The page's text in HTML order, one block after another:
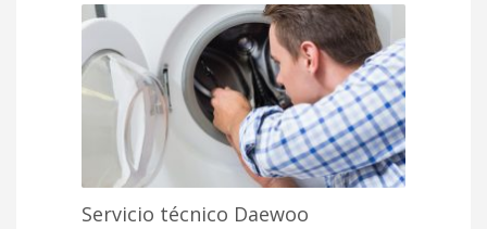
Servicio técnico Daewoo